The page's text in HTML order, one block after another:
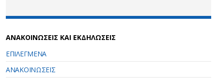
ΑΝΑΚΟΙΝΩΣΕΙΣ ΚΑΙ ΕΚΔΗΛΩΣΕΙΣ
ΕΠΙΛΕΓΜΕΝΑ
ΑΝΑΚΟΙΝΩΣΕΙΣ